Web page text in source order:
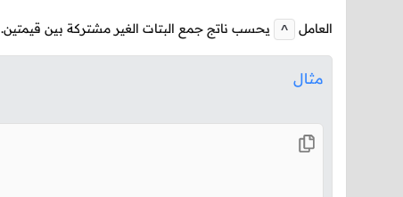
العامل ^ يحسب ناتج جمع البتات الغير مشتركة بين قيمتين.
مثال